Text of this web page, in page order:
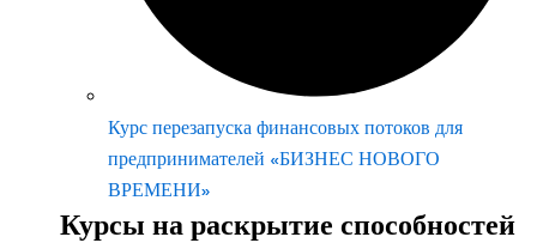
Курс перезапуска финансовых потоков для
предпринимателей «БИЗНЕС НОВОГО
ВРЕМЕНИ»
Курсы на раскрытие способностей